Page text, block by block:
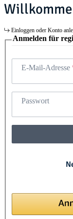
Einloggen oder Konto
Anmelden für
E-Mail-Adresse
Passwort